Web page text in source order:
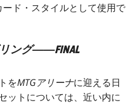
ド・スタイルとして使用で
ング――FINAL
をMTGアリーナに迎える日
ットについては、近い内に